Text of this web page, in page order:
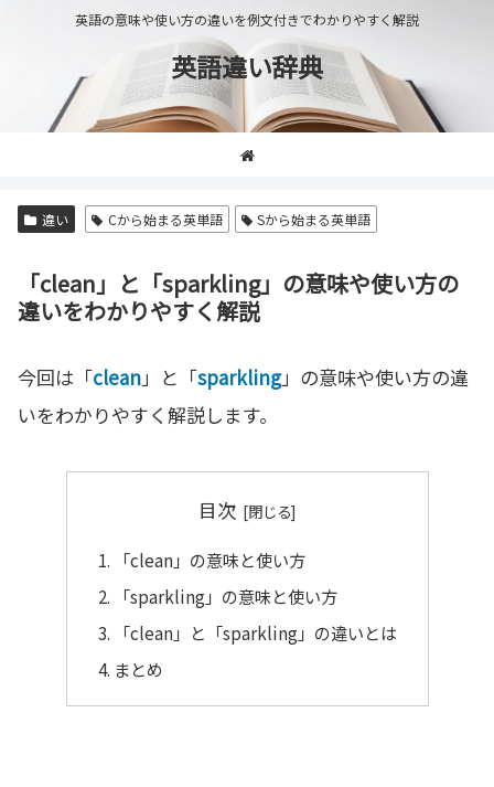
英語の意味や使い方の違いを例文付きでわかりやすく解説
英語違い辞典
違い Cから始まる英単語 Sから始まる英単語
「clean」と「sparkling」の意味や使い方の
違いをわかりやすく解説
今回は「clean」と「sparkling」の意味や使い方の違
いをわかりやすく解説します。
目次
「clean」の意味と使い方
「sparkling」の意味と使い方
「clean」と「sparkling」の違いとは
まとめ